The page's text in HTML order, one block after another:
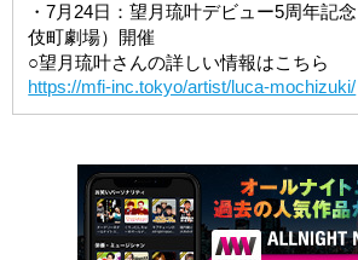
・7月24日：望月琉叶デビュー5周年記
伎町劇場）開催
○望月琉叶さんの詳しい情報はこちら
https://mfi-inc.tokyo/artist/luca-mochizuki/